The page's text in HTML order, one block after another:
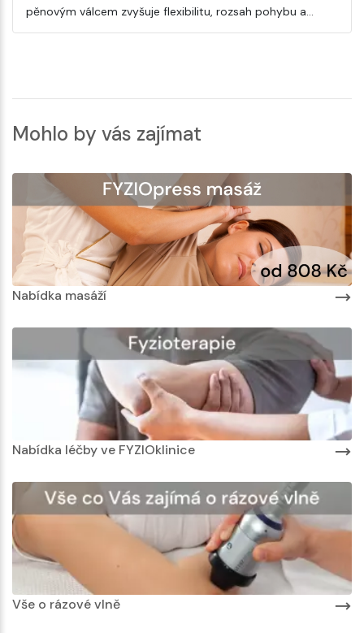
pěnovým válcem zvyšuje flexibilitu, rozsah pohybu a…
Mohlo by vás zajímat
Nabídka masáží
Nabídka léčby ve FYZIOklinice
Vše o rázové vlně